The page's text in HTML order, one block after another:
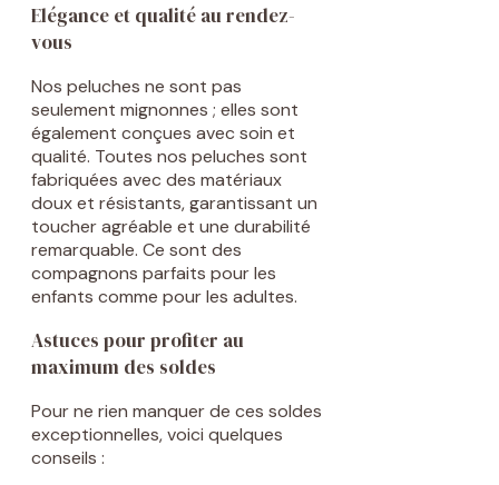
Elégance et qualité au rendez-
vous
Nos peluches ne sont pas
seulement mignonnes ; elles sont
également conçues avec soin et
qualité. Toutes nos peluches sont
fabriquées avec des matériaux
doux et résistants, garantissant un
toucher agréable et une durabilité
remarquable. Ce sont des
compagnons parfaits pour les
enfants comme pour les adultes.
Astuces pour profiter au
maximum des soldes
Pour ne rien manquer de ces soldes
exceptionnelles, voici quelques
conseils :